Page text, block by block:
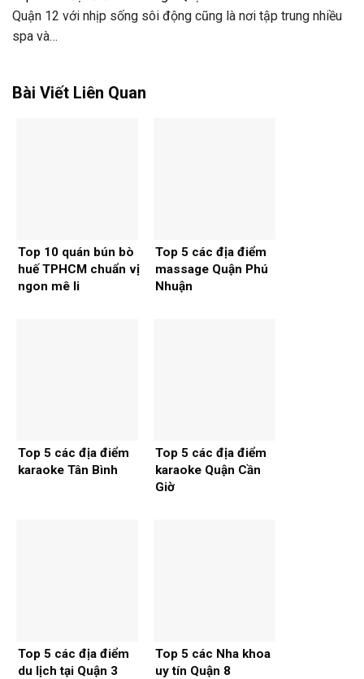
Quận 12 với nhịp sống sôi động cũng là nơi tập trung nhiều
spa và…
Bài Viết Liên Quan
Top 10 quán bún bò
huế TPHCM chuẩn vị
ngon mê li
Top 5 các địa điểm
massage Quận Phú
Nhuận
Top 5 các địa điểm
karaoke Tân Bình
Top 5 các địa điểm
karaoke Quận Cần
Giờ
Top 5 các địa điểm
du lịch tại Quận 3
Top 5 các Nha khoa
uy tín Quận 8